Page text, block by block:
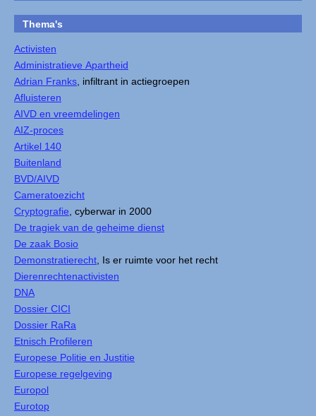
Thema's
Activisten
Administratieve Apartheid
Adrian Franks , infiltrant in actiegroepen
Afluisteren
AIVD en vreemdelingen
AIZ-proces
Artikel 140
Buitenland
BVD/AIVD
Cameratoezicht
Cryptografie , cyberwar in 2000
De tragiek van de geheime dienst
De zaak Bosio
Demonstratierecht , Is er ruimte voor het recht
Dierenrechtenactivisten
DNA
Dossier CICI
Dossier RaRa
Etnisch Profileren
Europese Politie en Justitie
Europese regelgeving
Europol
Eurotop